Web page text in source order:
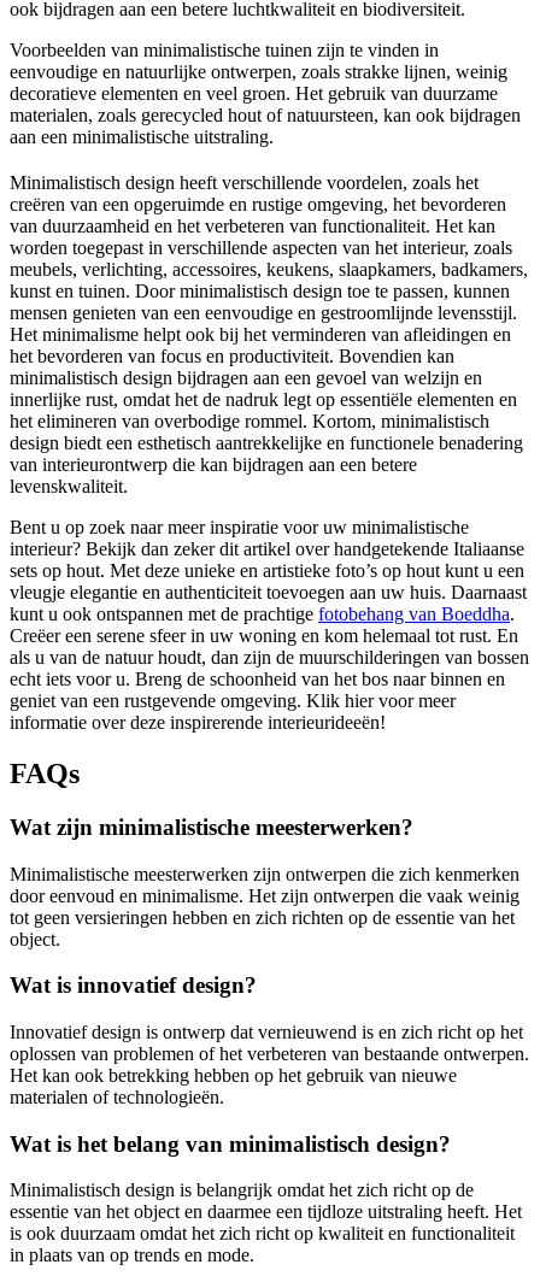
ook bijdragen aan een betere luchtkwaliteit en biodiversiteit.
Voorbeelden van minimalistische tuinen zijn te vinden in
eenvoudige en natuurlijke ontwerpen, zoals strakke lijnen, weinig
decoratieve elementen en veel groen. Het gebruik van duurzame
materialen, zoals gerecycled hout of natuursteen, kan ook bijdragen
aan een minimalistische uitstraling.
Minimalistisch design heeft verschillende voordelen, zoals het
creëren van een opgeruimde en rustige omgeving, het bevorderen
van duurzaamheid en het verbeteren van functionaliteit. Het kan
worden toegepast in verschillende aspecten van het interieur, zoals
meubels, verlichting, accessoires, keukens, slaapkamers, badkamers,
kunst en tuinen. Door minimalistisch design toe te passen, kunnen
mensen genieten van een eenvoudige en gestroomlijnde levensstijl.
Het minimalisme helpt ook bij het verminderen van afleidingen en
het bevorderen van focus en productiviteit. Bovendien kan
minimalistisch design bijdragen aan een gevoel van welzijn en
innerlijke rust, omdat het de nadruk legt op essentiële elementen en
het elimineren van overbodige rommel. Kortom, minimalistisch
design biedt een esthetisch aantrekkelijke en functionele benadering
van interieurontwerp die kan bijdragen aan een betere
levenskwaliteit.
Bent u op zoek naar meer inspiratie voor uw minimalistische
interieur? Bekijk dan zeker dit artikel over handgetekende Italiaanse
sets op hout. Met deze unieke en artistieke foto’s op hout kunt u een
vleugje elegantie en authenticiteit toevoegen aan uw huis. Daarnaast
kunt u ook ontspannen met de prachtige fotobehang van Boeddha.
Creëer een serene sfeer in uw woning en kom helemaal tot rust. En
als u van de natuur houdt, dan zijn de muurschilderingen van bossen
echt iets voor u. Breng de schoonheid van het bos naar binnen en
geniet van een rustgevende omgeving. Klik hier voor meer
informatie over deze inspirerende interieurideeën!
FAQs
Wat zijn minimalistische meesterwerken?
Minimalistische meesterwerken zijn ontwerpen die zich kenmerken
door eenvoud en minimalisme. Het zijn ontwerpen die vaak weinig
tot geen versieringen hebben en zich richten op de essentie van het
object.
Wat is innovatief design?
Innovatief design is ontwerp dat vernieuwend is en zich richt op het
oplossen van problemen of het verbeteren van bestaande ontwerpen.
Het kan ook betrekking hebben op het gebruik van nieuwe
materialen of technologieën.
Wat is het belang van minimalistisch design?
Minimalistisch design is belangrijk omdat het zich richt op de
essentie van het object en daarmee een tijdloze uitstraling heeft. Het
is ook duurzaam omdat het zich richt op kwaliteit en functionaliteit
in plaats van op trends en mode.